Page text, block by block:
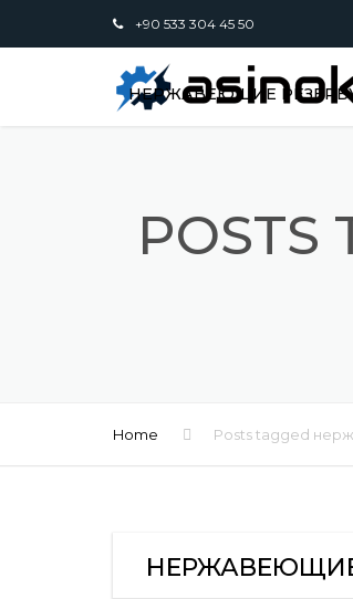
+90 533 304 45 50
НЕРЖАВЕЮЩИЕ
Home Posts tagged